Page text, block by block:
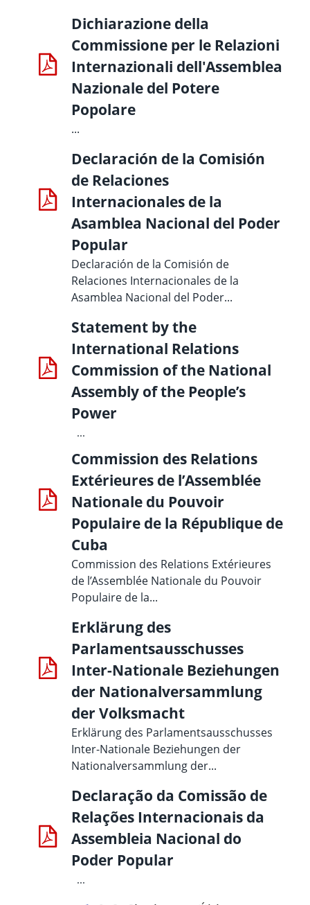
Dichiarazione della
Commissione per le Relazioni
Internazionali dell'Assemblea
Nazionale del Potere
Popolare
...
Declaración de la Comisión
de Relaciones
Internacionales de la
Asamblea Nacional del Poder
Popular
Declaración de la Comisión de
Relaciones Internacionales de la
Asamblea Nacional del Poder...
Statement by the
International Relations
Commission of the National
Assembly of the People’s
Power
...
Commission des Relations
Extérieures de l’Assemblée
Nationale du Pouvoir
Populaire de la République de
Cuba
Commission des Relations Extérieures
de l’Assemblée Nationale du Pouvoir
Populaire de la...
Erklärung des
Parlamentsausschusses
Inter-Nationale Beziehungen
der Nationalversammlung
der Volksmacht
Erklärung des Parlamentsausschusses
Inter-Nationale Beziehungen der
Nationalversammlung der...
Declaração da Comissão de
Relações Internacionais da
Assembleia Nacional do
Poder Popular
...